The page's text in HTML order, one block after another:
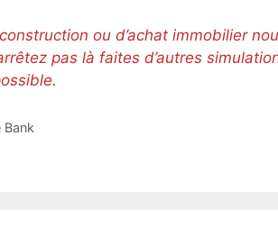
ou d’achat immobilier
pas là faites d’autres